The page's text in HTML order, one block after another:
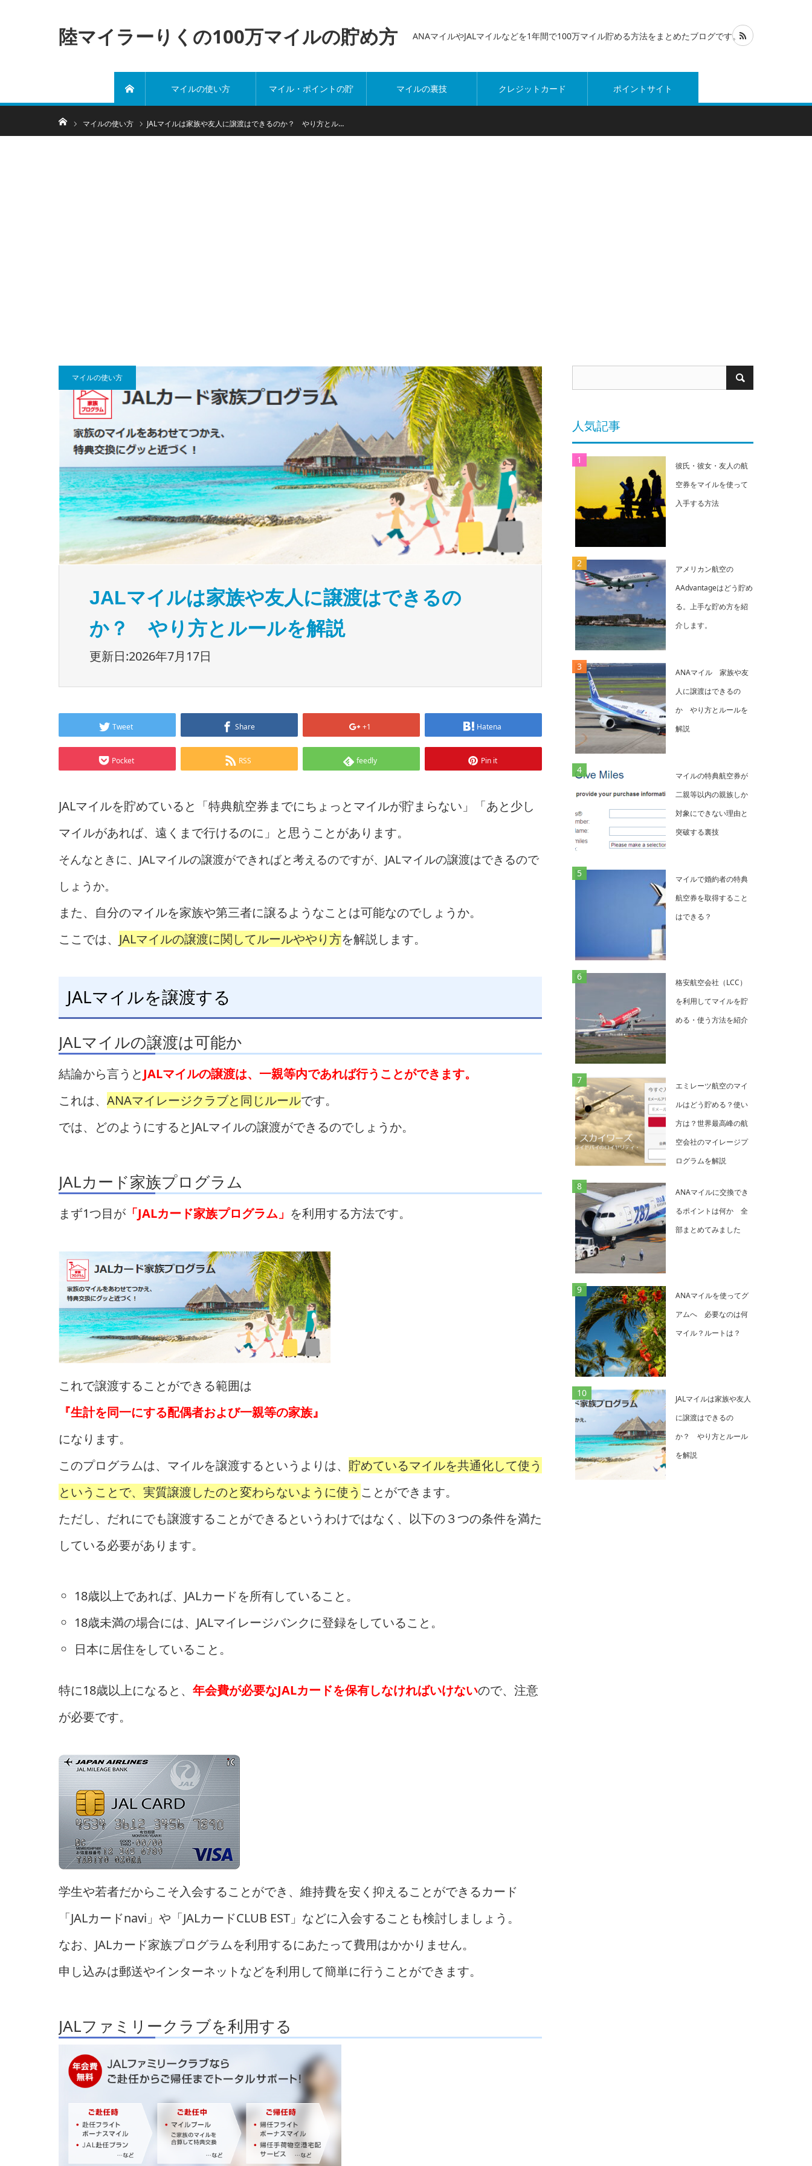
陸マイラーりくの100万マイルの貯め方 ANAマイルやJALマイルなどを1年間で100万マイル貯める方法をまとめたブログです。
マイルの使い方 マイル・ポイントの貯
め方
マイルの裏技 クレジットカード ポイントサイト
ホームマイルの使い方 JALマイルは家族や友人に譲渡はできるのか？ やり方とル…
マイルの使い方
JALマイルは家族や友人に譲渡はできるの
か？ やり方とルールを解説
更新日:2026年7月17日
Tweet Share +1 Hatena
Pocket RSS feedly Pin it
JALマイルを貯めていると「特典航空券までにちょっとマイルが貯まらない」「あと少し
マイルがあれば、遠くまで行けるのに」と思うことがあります。
そんなときに、JALマイルの譲渡ができればと考えるのですが、JALマイルの譲渡はできるので
しょうか。
また、自分のマイルを家族や第三者に譲るようなことは可能なのでしょうか。
ここでは、 JALマイルの譲渡に関してルールややり方を解説します。
JALマイルを譲渡する
JALマイルの譲渡は可能か
結論から言うとJALマイルの譲渡は、一親等内であれば行うことができます。
これは、 ANAマイレージクラブと同じルールです。
では、どのようにするとJALマイルの譲渡ができるのでしょうか。
JALカード家族プログラム
まず1つ目が 「JALカード家族プログラム」 を利用する方法です。
これで譲渡することができる範囲は
『生計を同一にする配偶者および一親等の家族』
になります。
このプログラムは、マイルを譲渡するというよりは、 貯めているマイルを共通化して使う
ということで、実質譲渡したのと変わらないように使う ことができます。
ただし、だれにでも譲渡することができるというわけではなく、以下の３つの条件を満た
している必要があります。
18歳以上であれば、JALカードを所有していること。
18歳未満の場合には、JALマイレージバンクに登録をしていること。
日本に居住をしていること。
特に18歳以上になると、 年会費が必要なJALカードを保有しなければいけないので、注意
が必要です。
学生や若者だからこそ入会することができ、維持費を安く抑えることができるカード
「JALカードnavi」や「JALカードCLUB EST」などに入会することも検討しましょう。
なお、JALカード家族プログラムを利用するにあたって費用はかかりません。
申し込みは郵送やインターネットなどを利用して簡単に行うことができます。
JALファミリークラブを利用する
人気記事
彼氏・彼女・友人の航
空券をマイルを使って
入手する方法
アメリカン航空の
AAdvantageはどう貯め
る。上手な貯め方を紹
介します。
ANAマイル 家族や友
人に譲渡はできるの
か やり方とルールを
解説
マイルの特典航空券が
二親等以内の親族しか
対象にできない理由と
突破する裏技
マイルで婚約者の特典
航空券を取得すること
はできる？
格安航空会社（LCC）
を利用してマイルを貯
める・使う方法を紹介
エミレーツ航空のマイ
ルはどう貯める？使い
方は？世界最高峰の航
空会社のマイレージプ
ログラムを解説
ANAマイルに交換でき
るポイントは何か 全
部まとめてみました
ANAマイルを使ってグ
アムへ 必要なのは何
マイル？ルートは？
JALマイルは家族や友人
に譲渡はできるの
か？ やり方とルール
を解説